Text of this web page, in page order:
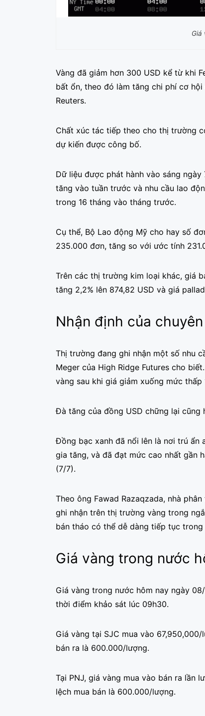
Giá
Vàng đã giảm hơn 300 USD kể từ khi
bất ổn, theo đó làm tăng chi phí cơ
Reuters.
Chất xúc tác tiếp theo cho thị trường
dự kiến ​​được công bố.
Dữ liệu được phát hành vào sáng
tăng vào tuần trước và nhu cầu lao
trong 16 tháng vào tháng trước.
Cụ thể, Bộ Lao động Mỹ cho hay số
235.000 đơn, tăng so với ước tính
Trên các thị trường kim loại khác, giá
tăng 2,2% lên 874,82 USD và giá
Nhận định của
Thị trường đang ghi nhận ​​một số nhu
Meger của High Ridge Futures cho
vàng sau khi giá giảm xuống mức thấp
Đà tăng của đồng USD chững lại
Đồng bạc xanh đã nổi lên là nơi trú ẩn
gia tăng, và đã đạt mức cao nhất gần
(7/7).
Theo ông Fawad Razaqzada, nhà
ghi nhận trên thị trường vàng trong
bán tháo có thể dễ dàng tiếp tục
Giá vàng trong nước
Giá vàng trong nước hôm nay ngày
thời điểm khảo sát lúc 09h30.
Giá vàng tại SJC mua vào
bán ra là 600.000/lượng.
Tại PNJ, giá vàng mua vào bán ra lần
lệch mua bán là 600.000/lượng.